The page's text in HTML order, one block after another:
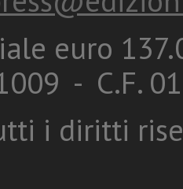
euro
- C.F.
i diritti